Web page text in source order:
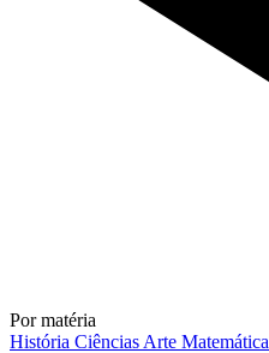
Por matéria
História Ciências Arte Matemática